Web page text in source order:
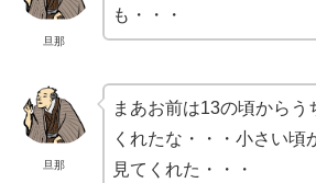
旦那
も・・・
旦那
まあお前は13の頃からう
くれたな・・・小さい頃
見てくれた・・・